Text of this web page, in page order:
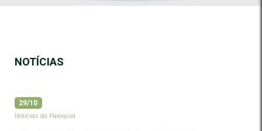
NOTÍCIAS
29/10
Notícias da Paróquia